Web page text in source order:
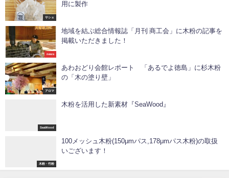
サシェ
用に製作
news
地域を結ぶ総合情報誌「月刊 商工会」に木粉の記事を
掲載いただきました！
アロマ
あわおどり会館レポート 「あるでよ徳島」に杉木粉
の「木の塗り壁」
SeaWood
木粉を活用した新素材『SeaWood』
木粉・竹粉
100メッシュ木粉(150μmパス,178μmパス木粉)の取扱
いございます！